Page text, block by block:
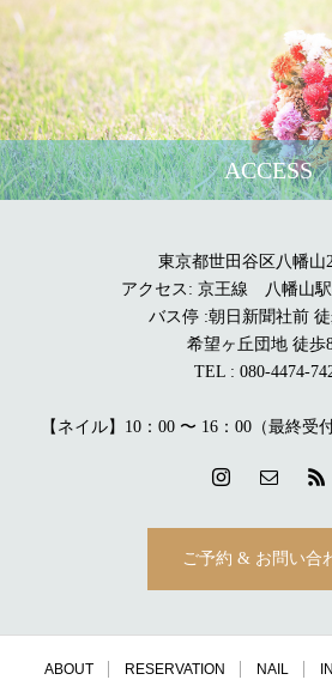
ACCESS
東京都世田谷区八幡山
アクセス: 京王線 八幡山
バス停 :朝日新聞社前
希望ヶ丘団地 徒歩
TEL : 080-4474-
【ネイル】10：00 〜 16：00（最終受
ご予約 & お問い合
ABOUT RESERVATION NAIL